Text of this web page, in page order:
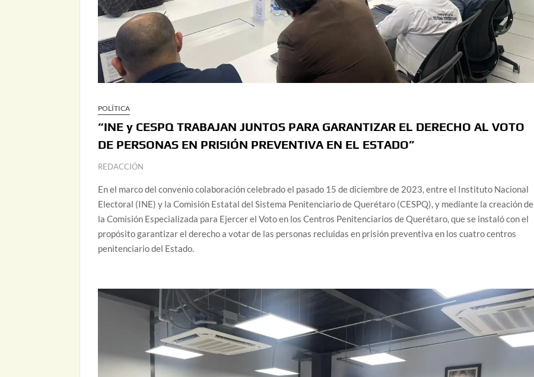
POLÍTICA
“INE y CESPQ TRABAJAN JUNTOS PARA GARANTIZAR EL DERECHO AL VOTO
DE PERSONAS EN PRISIÓN PREVENTIVA EN EL ESTADO”
REDACCIÓN
En el marco del convenio colaboración celebrado el pasado 15 de diciembre de 2023, entre el Instituto Nacional
Electoral (INE) y la Comisión Estatal del Sistema Penitenciario de Querétaro (CESPQ), y mediante la creación de
la Comisión Especializada para Ejercer el Voto en los Centros Penitenciarios de Querétaro, que se instaló con el
propósito garantizar el derecho a votar de las personas recluidas en prisión preventiva en los cuatro centros
penitenciario del Estado.